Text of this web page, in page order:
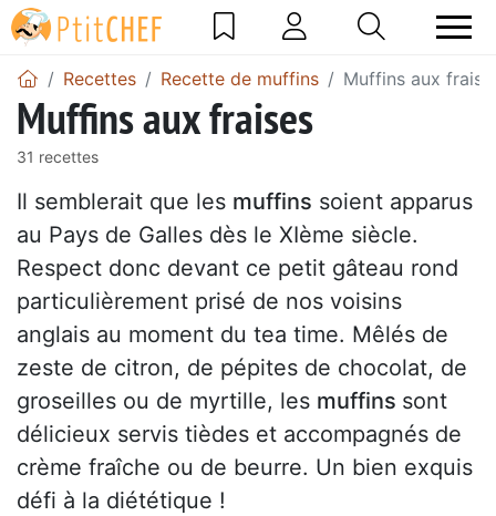
Recettes Recette de muffins Muffins aux
Muffins aux fraises
31 recettes
Il semblerait que les muffins soient apparus
au Pays de Galles dès le XIème siècle.
Respect donc devant ce petit gâteau rond
particulièrement prisé de nos voisins
anglais au moment du tea time. Mêlés de
zeste de citron, de pépites de chocolat, de
groseilles ou de myrtille, les muffins sont
délicieux servis tièdes et accompagnés de
crème fraîche ou de beurre. Un bien exquis
défi à la diététique !